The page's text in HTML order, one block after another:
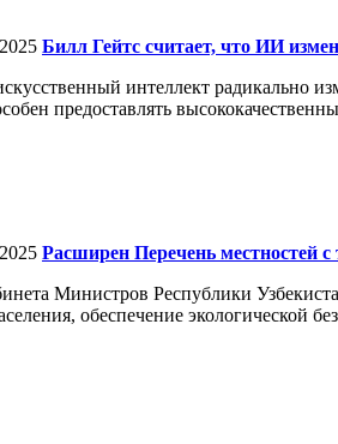
Билл Гейтс считает, что ИИ
интеллект
предоставлять
Расширен Перечень местностей
Министров Республики
обеспечение экологической